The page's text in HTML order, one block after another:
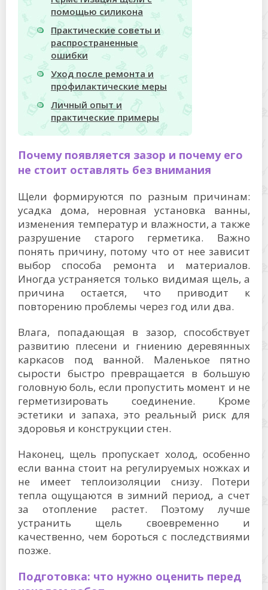
помощью силикона
Практические советы и
распространенные
ошибки
Уход после ремонта и
профилактические меры
Личный опыт и
практические примеры
Почему появляется зазор и почему его
не стоит оставлять без внимания
Щели формируются по разным причинам:
усадка дома, неровная установка ванны,
изменения температур и влажности, а также
разрушение старого герметика. Важно
понять причину, потому что от нее зависит
выбор способа ремонта и материалов.
Иногда устраняется только видимая щель, а
причина остается, что приводит к
повторению проблемы через год или два.
Влага, попадающая в зазор, способствует
развитию плесени и гниению деревянных
каркасов под ванной. Маленькое пятно
сырости быстро превращается в большую
головную боль, если пропустить момент и не
герметизировать соединение. Кроме
эстетики и запаха, это реальный риск для
здоровья и конструкции стен.
Наконец, щель пропускает холод, особенно
если ванна стоит на регулируемых ножках и
не имеет теплоизоляции снизу. Потери
тепла ощущаются в зимний период, а счет
за отопление растет. Поэтому лучше
устранить щель своевременно и
качественно, чем бороться с последствиями
позже.
Подготовка: что нужно оценить перед